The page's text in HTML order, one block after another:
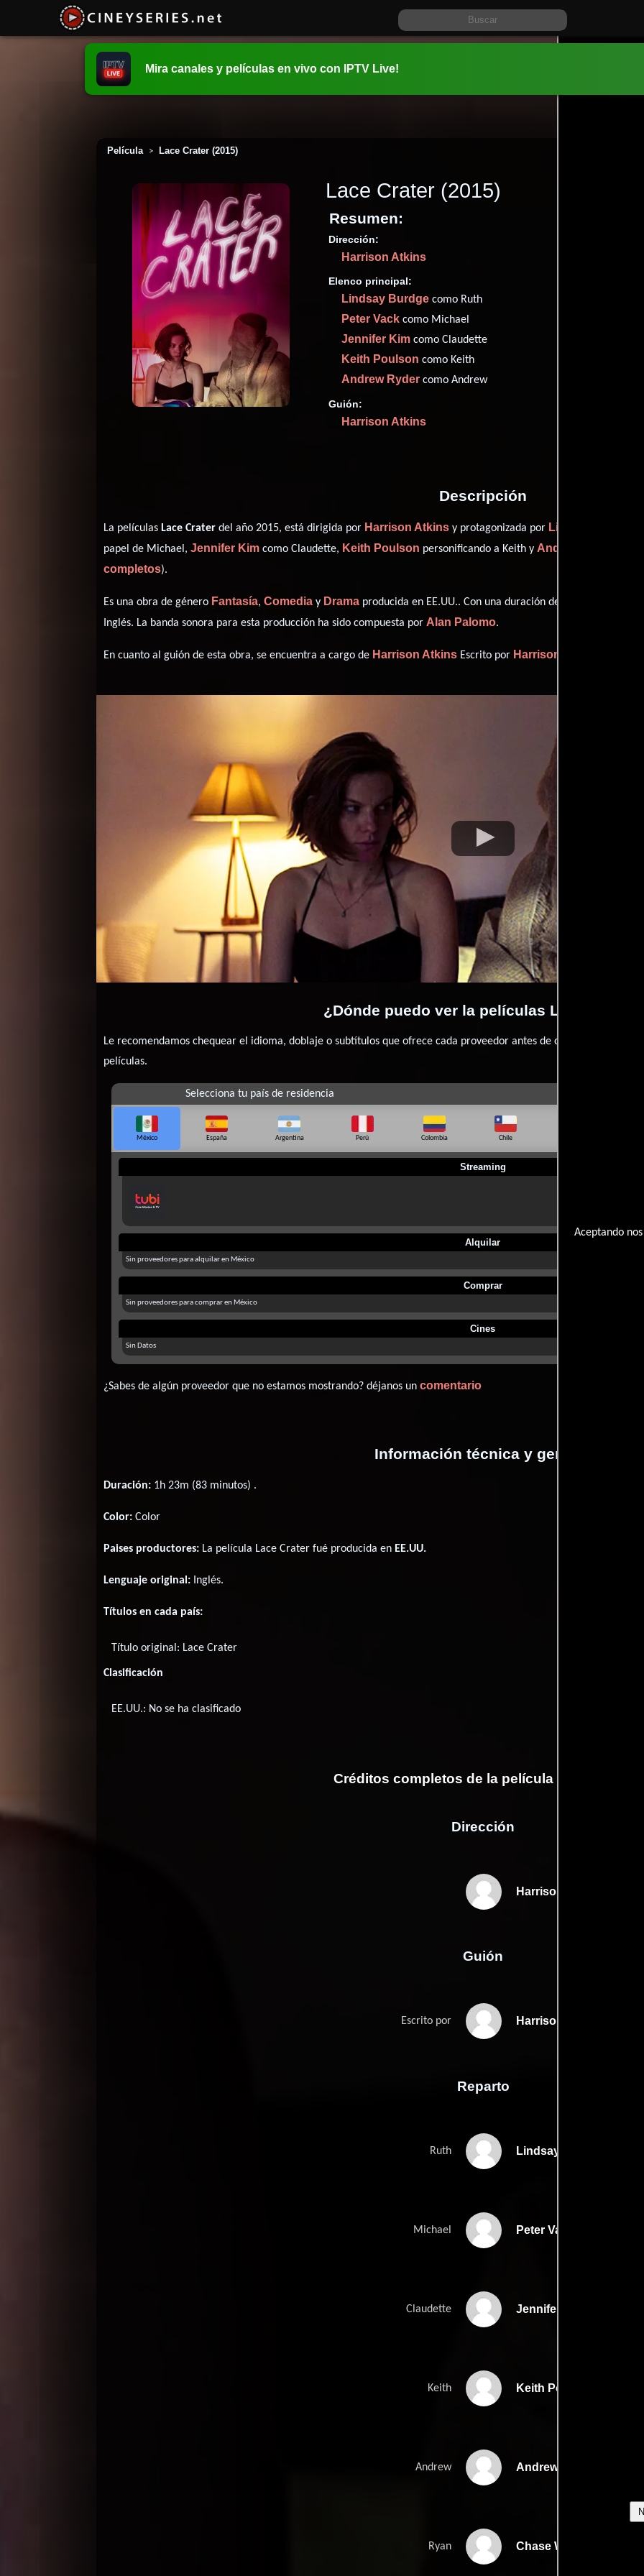
Aceptando
Mira canales y películas en vivo con IPTV Live!
Película > Lace Crater (2015)
Lace Crater (2015)
Resumen:
Dirección:
Harrison Atkins
Elenco principal:
Lindsay Burdge como Ruth
Peter Vack como Michael
Jennifer Kim como Claudette
Keith Poulson como Keith
Andrew Ryder como Andrew
Guión:
Harrison Atkins
Descripción
La películas Lace Crater del año 2015, está dirigida por Harrison Atkins y protagonizada por Lindsay Burdge
papel de Michael,Jennifer Kim como Claudette, Keith Poulson personificando a Keith yAndrew Ryder
completos).
Es una obra de género Fantasía,Comedia y Drama producida en EE.UU.. Con una duración de 1h 23m (83
Inglés. La banda sonora para esta producción ha sido compuesta porAlan Palomo.
En cuanto al guión de esta obra, se encuentra a cargo de Harrison Atkins Escrito por Harrison Atkins
¿Dónde puedo ver la películas Lace Crater?
Le recomendamos chequear el idioma, doblaje o subtítulos que ofrece cada proveedor antes de comprar,
películas.
Selecciona tu país de residencia
México España Argentina Perú Colombia Chile
Streaming
Alquilar
Sin proveedores para alquilar en México
Comprar
Sin proveedores para comprar en México
Cines
Sin Datos
¿Sabes de algún proveedor que no estamos mostrando? déjanos uncomentario
Información técnica y general
Duración: 1h 23m (83 minutos) .
Color: Color
Paises productores: La película Lace Crater fué producida en EE.UU.
Lenguaje original: Inglés.
Títulos en cada país:
Título original: Lace Crater
Clasificación
EE.UU.: No se ha clasificado
Créditos completos de la película Lace Crater
Dirección
Harrison Atkins
Guión
Escrito por Harrison Atkinss
Reparto
Ruth Lindsay Burdge
Michael Peter Vack
Claudette Jennifer Kim
Keith Keith Poulson
Andrew Andrew Ryder
Ryan Chase Williamson